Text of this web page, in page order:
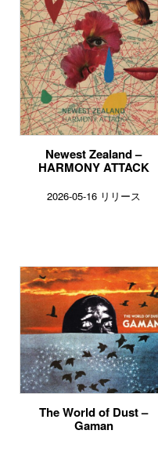
Newest Zealand –
HARMONY ATTACK
2026-05-16 リリース
The World of Dust –
Gaman